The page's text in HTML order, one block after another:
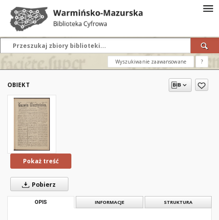
Wyszukiwanie zaawansowane ?
OBIEKT
Pokaż treść
Pobierz
OPIS INFORMACJE STRUKTURA